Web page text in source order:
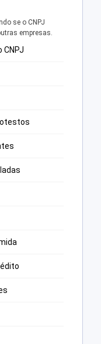
se o CNPJ
empresas.
CNPJ